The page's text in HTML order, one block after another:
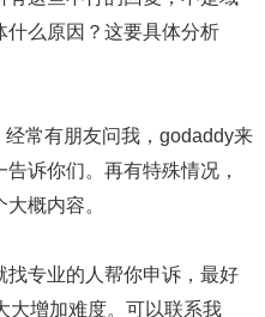
什么原因？这要具体分析
常有朋友问我，godaddy来
诉你们。再有特殊情况，
概内容。
找专业的人帮你申诉，最好
大增加难度。可以联系我